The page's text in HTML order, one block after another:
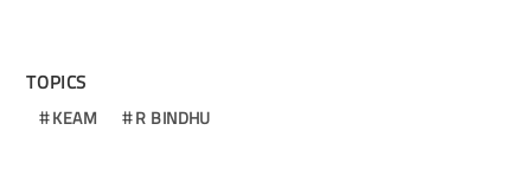
TOPICS
KEAM R BINDHU